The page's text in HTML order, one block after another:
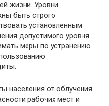
жизни. Уровни
быть строго
установленным
допустимого уровня
меры по устранению
населения от облучения
рабочих мест и